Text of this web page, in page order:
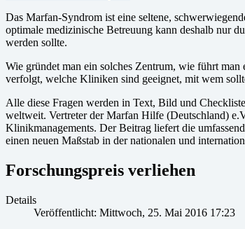
Das Marfan-Syndrom ist eine seltene,
optimale medizinische Betreuung kann deshalb nur
werden sollte.
Wie gründet man ein solches Zentrum, wie führt
verfolgt, welche Kliniken sind geeignet, mit wem
Alle diese Fragen werden in Text, Bild und
weltweit. Vertreter der Marfan Hilfe (Deutschland)
Klinikmanagements. Der Beitrag liefert die
einen neuen Maßstab in der nationalen und
Forschungspreis verliehen
Details
Veröffentlicht: Mittwoch, 25. Mai 2016 17:23